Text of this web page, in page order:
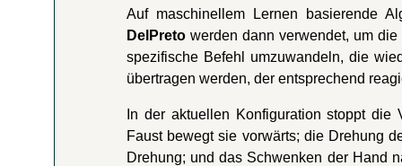
Auf maschinellem Lernen basierende
DelPreto werden dann verwendet, um
spezifische Befehl umzuwandeln, die
übertragen werden, der entsprechend
In der aktuellen Konfiguration stoppt
Faust bewegt sie vorwärts; die Drehung
Drehung; und das Schwenken der Hand